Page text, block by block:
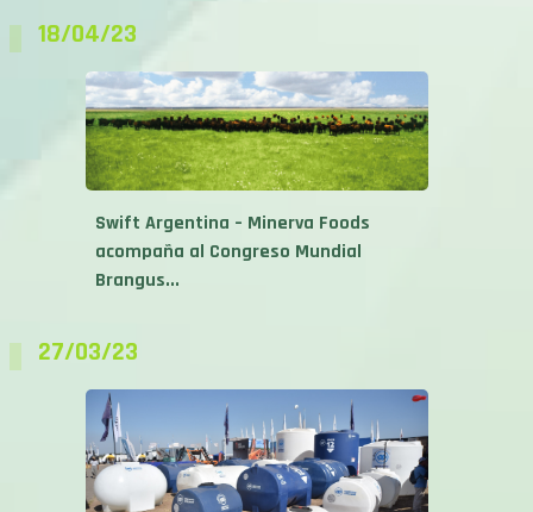
18/04/23
Swift Argentina – Minerva Foods
acompaña al Congreso Mundial
Brangus...
27/03/23